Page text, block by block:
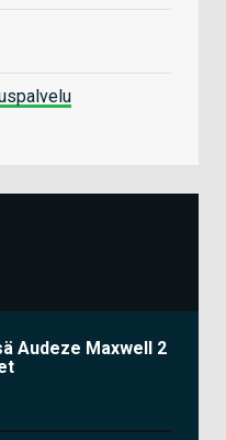
Audeze Maxwell 2